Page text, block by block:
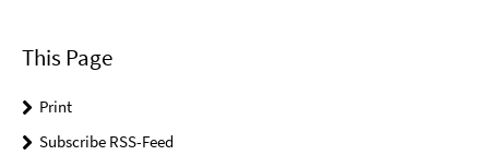
This Page
Print
Subscribe RSS-Feed